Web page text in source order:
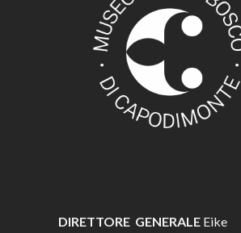
DIRETTORE GENERALE Eike